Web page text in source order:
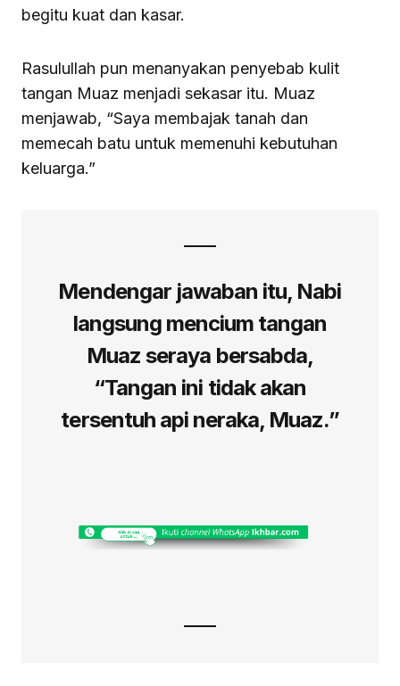
begitu kuat dan kasar.
Rasulullah pun menanyakan penyebab kulit
tangan Muaz menjadi sekasar itu. Muaz
menjawab, “Saya membajak tanah dan
memecah batu untuk memenuhi kebutuhan
keluarga.”
Mendengar jawaban itu, Nabi
langsung mencium tangan
Muaz seraya bersabda,
“Tangan ini tidak akan
tersentuh api neraka, Muaz.”